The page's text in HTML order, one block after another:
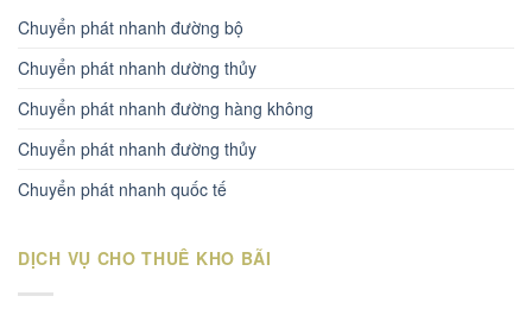
Chuyển phát nhanh đường bộ
Chuyển phát nhanh dường thủy
Chuyển phát nhanh đường hàng không
Chuyển phát nhanh đường thủy
Chuyển phát nhanh quốc tế
DỊCH VỤ CHO THUÊ KHO BÃI